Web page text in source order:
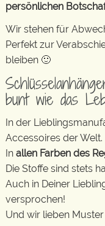
persönlichen
Wir stehen für
Perfekt zur
bleiben 🙂
bunt wie das
In der
Accessoires der Welt.
In allen Farben des
Die Stoffe sind stets
Auch in Deiner
versprochen!
Und wir lieben